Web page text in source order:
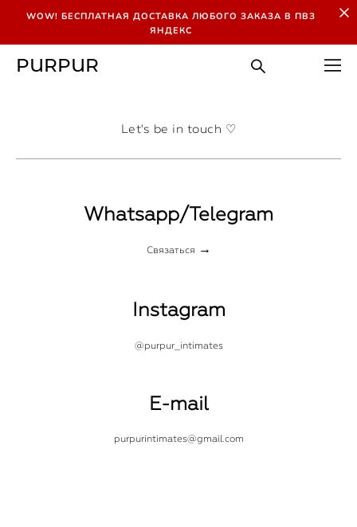
WOW! БЕСПЛАТНАЯ ДОСТАВКА ЛЮБОГО ЗАКАЗА В ПВЗ
ЯНДЕКС
PURPUR
Let's be in touch ♡
Whatsapp/Telegram
Связаться →
Instagram
@purpur_intimates
E-mail
purpurintimates@gmail.com